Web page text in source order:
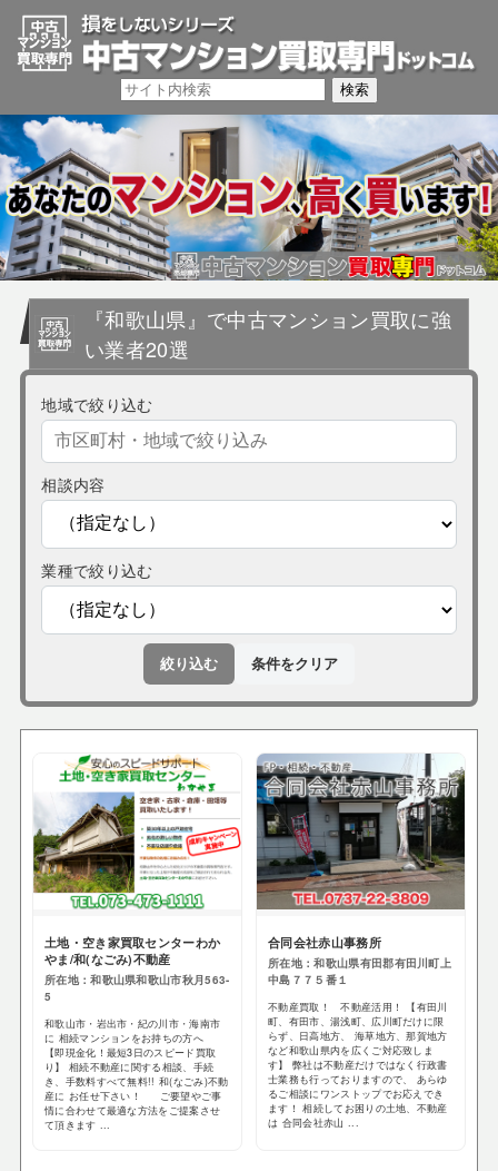
『和歌山県』で中古マンション買取に強
い業者20選
地域で絞り込む
相談内容
業種で絞り込む
絞り込む 条件をクリア
土地・空き家買取センターわか
やま/和(なごみ)不動産
所在地：和歌山県和歌山市秋月563-
5
和歌山市・岩出市・紀の川市・海南市
に 相続マンションをお持ちの方へ
【即現金化！最短3日のスピード買取
り】 相続不動産に関する相談、手続
き、手数料すべて無料!! 和(なごみ)不動
産に お任せ下さい！ ご要望やご事
情に合わせて最適な方法をご提案させ
て頂きます ...
合同会社赤山事務所
所在地：和歌山県有田郡有田川町上
中島７７５番１
不動産買取！ 不動産活用！ 【有田川
町、有田市、湯浅町、広川町だけに限
らず、日高地方、 海草地方、那賀地方
など和歌山県内を広くご対応致しま
す】 弊社は不動産だけではなく行政書
士業務も行っておりますので、 あらゆ
るご相談にワンストップでお応えでき
ます！ 相続してお困りの土地、不動産
は 合同会社赤山 ...